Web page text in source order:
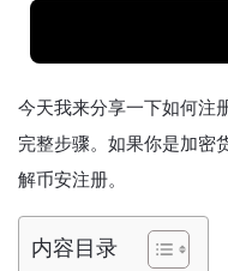
今天我来分享一下如何注
完整步骤。如果你是加密
解币安注册。
内容目录